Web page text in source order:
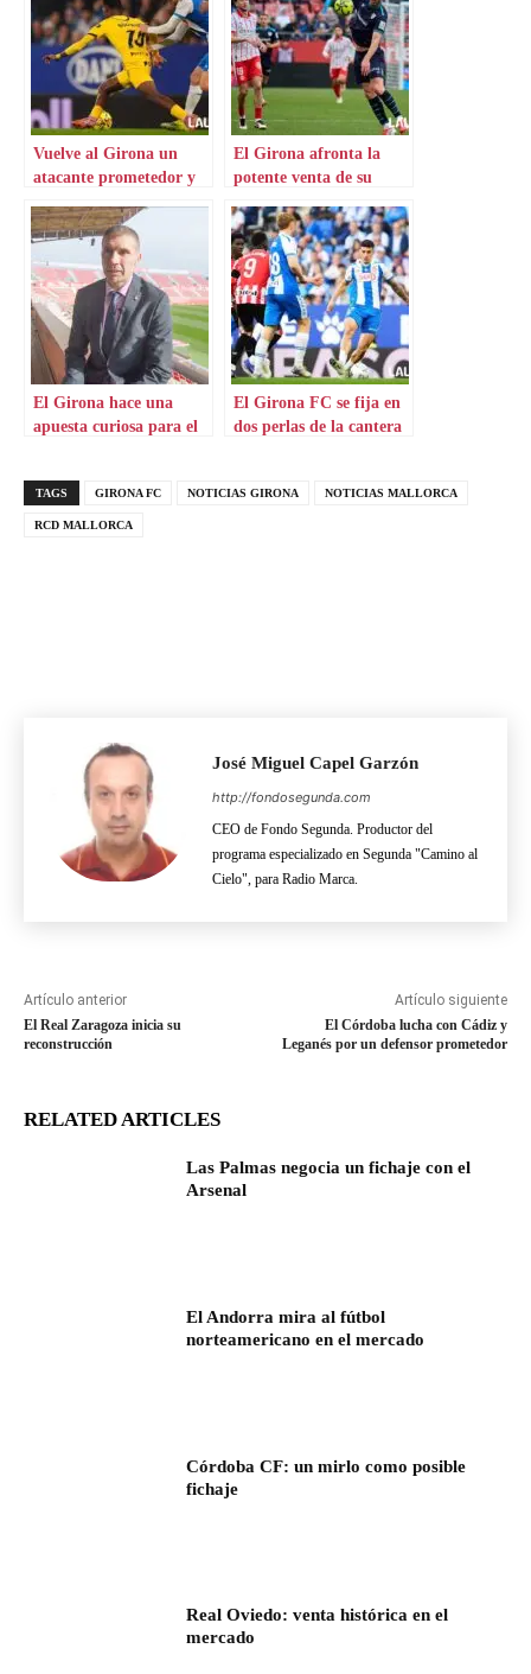
Vuelve al Girona un
atacante prometedor y
El Girona afronta la
potente venta de su
El Girona hace una
apuesta curiosa para el
El Girona FC se fija en
dos perlas de la cantera
TAGS GIRONA FC NOTICIAS GIRONA NOTICIAS MALLORCA
RCD MALLORCA
José Miguel Capel Garzón
http://fondosegunda.com
CEO de Fondo Segunda. Productor del
programa especializado en Segunda "Camino al
Cielo", para Radio Marca.
Artículo anterior
El Real Zaragoza inicia su
reconstrucción
Artículo siguiente
El Córdoba lucha con Cádiz y
Leganés por un defensor prometedor
RELATED ARTICLES
Las Palmas negocia un fichaje con el
Arsenal
El Andorra mira al fútbol
norteamericano en el mercado
Córdoba CF: un mirlo como posible
fichaje
Real Oviedo: venta histórica en el
mercado